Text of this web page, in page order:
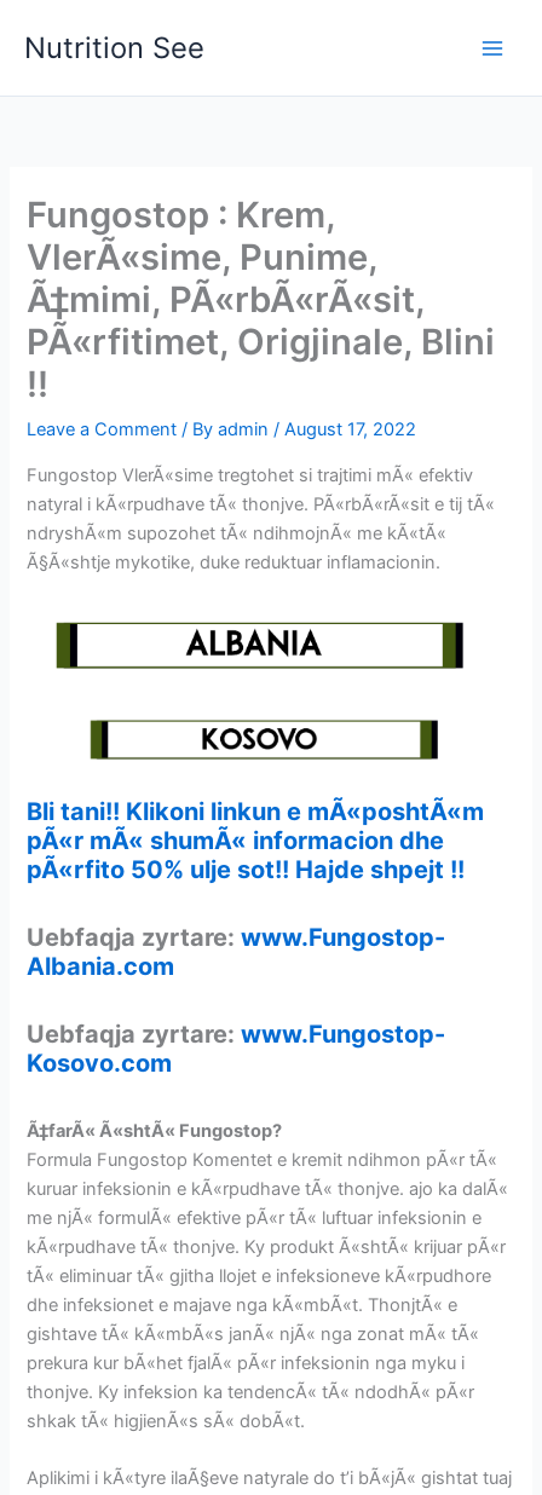
Nutrition See
Fungostop : Krem,
VlerÃ«sime, Punime,
Ã‡mimi, PÃ«rbÃ«rÃ«sit,
PÃ«rfitimet, Origjinale, Blini
!!
Leave a Comment / Byadmin/August 17, 2022
Fungostop VlerÃ«sime tregtohet si trajtimi mÃ« efektiv
natyral i kÃ«rpudhave tÃ« thonjve. PÃ«rbÃ«rÃ«sit e tij tÃ«
ndryshÃ«m supozohet tÃ« ndihmojnÃ« me kÃ«tÃ«
Ã§Ã«shtje mykotike, duke reduktuar inflamacionin.
Bli tani!! Klikoni linkun e mÃ«poshtÃ«m
pÃ«r mÃ« shumÃ« informacion dhe
pÃ«rfito 50% ulje sot!! Hajde shpejt !!
Uebfaqja zyrtare:www.Fungostop-
Albania.com
Uebfaqja zyrtare:www.Fungostop-
Kosovo.com
Ã‡farÃ« Ã«shtÃ« Fungostop?
Formula Fungostop Komentet e kremit ndihmon pÃ«r tÃ«
kuruar infeksionin e kÃ«rpudhave tÃ« thonjve. ajo ka dalÃ«
me njÃ« formulÃ« efektive pÃ«r tÃ« luftuar infeksionin e
kÃ«rpudhave tÃ« thonjve. Ky produkt Ã«shtÃ« krijuar pÃ«r
tÃ« eliminuar tÃ« gjitha llojet e infeksioneve kÃ«rpudhore
dhe infeksionet e majave nga kÃ«mbÃ«t. ThonjtÃ« e
gishtave tÃ« kÃ«mbÃ«s janÃ« njÃ« nga zonat mÃ« tÃ«
prekura kur bÃ«het fjalÃ« pÃ«r infeksionin nga myku i
thonjve. Ky infeksion ka tendencÃ« tÃ« ndodhÃ« pÃ«r
shkak tÃ« higjienÃ«s sÃ« dobÃ«t.
Aplikimi i kÃ«tyre ilaÃ§eve natyrale do t’i bÃ«jÃ« gishtat tuaj